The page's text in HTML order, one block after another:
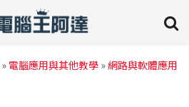
» 電腦應用與其他教學 »網路與軟體應用